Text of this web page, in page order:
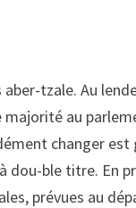
tzale. Au
au
changer est
ble titre. En
prévues au